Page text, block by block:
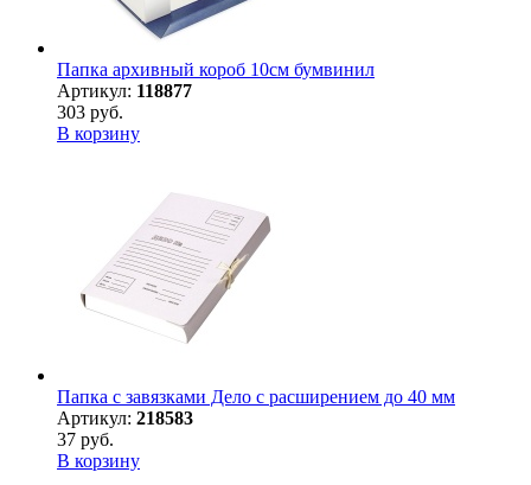
Папка архивный короб 10см бумвинил
Артикул: 118877
303 руб.
В корзину
Папка с завязками Дело с расширением до 40 мм
Артикул: 218583
37 руб.
В корзину